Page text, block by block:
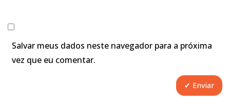
Salvar meus dados neste navegador para a próxima
vez que eu comentar.